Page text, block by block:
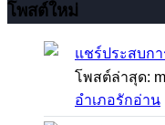
โพสต์ใหม่
แชร์ประสบก
โพสต์ล่าสุด:
อำเภอรักอ่าน